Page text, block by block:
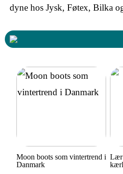
dyne hos Jysk, Føtex, Bilka
Moon boots som vintertrend i
Danmark
Lær